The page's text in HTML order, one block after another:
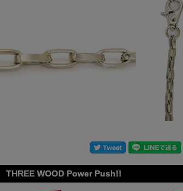
THREE WOOD Power Push!!